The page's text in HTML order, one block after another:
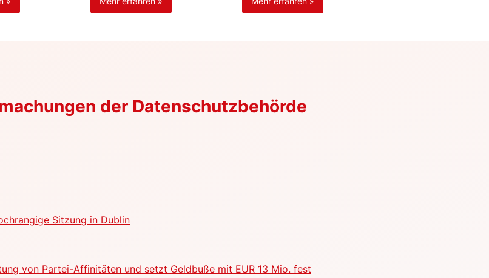
der Datenschutzbehörde
Sitzung in Dublin
von Partei-Affinitäten und setzt Geldbuße mit EUR 13 Mio. fest